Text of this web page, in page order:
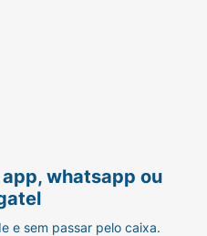
whatsapp ou
e sem passar pelo caixa.